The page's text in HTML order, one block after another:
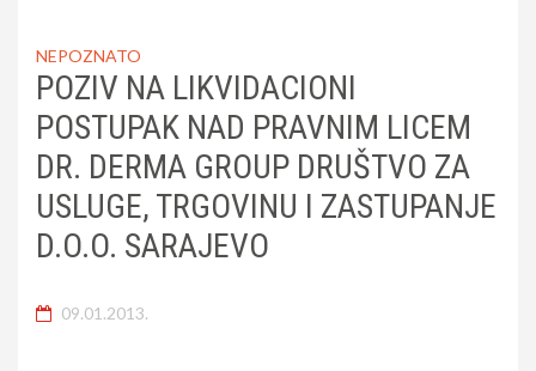
NEPOZNATO
POZIV NA LIKVIDACIONI
POSTUPAK NAD PRAVNIM LICEM
DR. DERMA GROUP DRUŠTVO ZA
USLUGE, TRGOVINU I ZASTUPANJE
D.O.O. SARAJEVO
09.01.2013.